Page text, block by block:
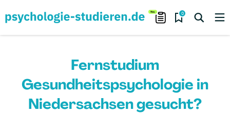
0
Fernstudium
Gesundheitspsychologie in
Niedersachsen gesucht?